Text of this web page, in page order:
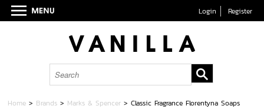
Login Register
Home > Brands > Marks & Spencer >Classic Fragrance Florentyna Soaps